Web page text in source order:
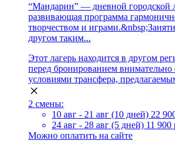
“Мандарин” — дневной городской
развивающая программа
творчеством и
другом таким...
Этот лагерь находится в другом
перед бронированием внимательно
условиями трансфера,
2 смены:
10 авг - 21 авг (10 дней) 22
24 авг - 28 авг (5 дней) 11 900
Можно оплатить на сайте